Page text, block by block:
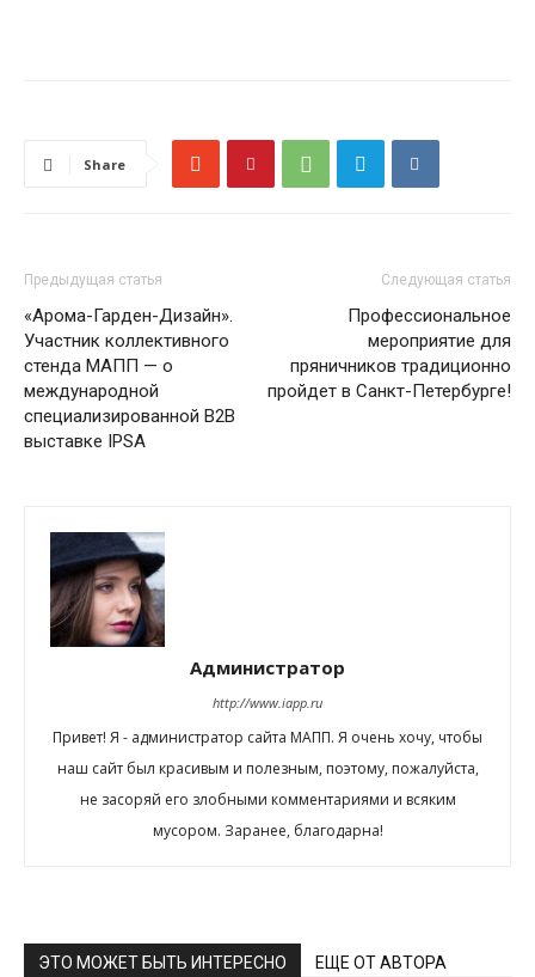
Share
Предыдущая статья
«Арома-Гарден-Дизайн».
Участник коллективного
стенда МАПП — о
международной
специализированной B2B
выставке IPSA
Следующая статья
Профессиональное
мероприятие для
пряничников традиционно
пройдет в Санкт-Петербурге!
Администратор
http://www.iapp.ru
Привет! Я - администратор сайта МАПП. Я очень хочу, чтобы
наш сайт был красивым и полезным, поэтому, пожалуйста,
не засоряй его злобными комментариями и всяким
мусором. Заранее, благодарна!
ЭТО МОЖЕТ БЫТЬ ИНТЕРЕСНО ЕЩЕ ОТ АВТОРА